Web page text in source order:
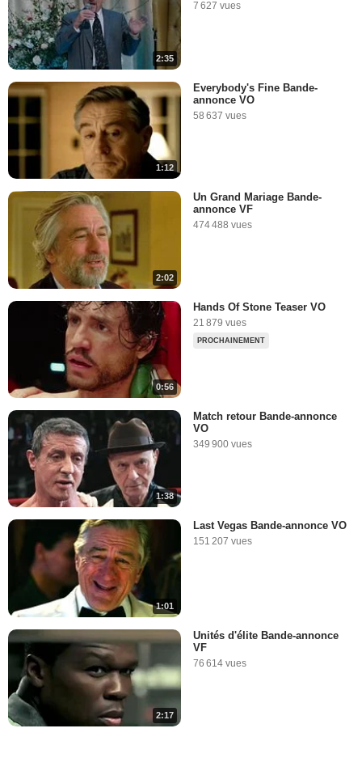
2:35
7 627 vues
1:12
Everybody's Fine Bande-
annonce VO
58 637 vues
2:02
Un Grand Mariage Bande-
annonce VF
474 488 vues
0:56
Hands Of Stone Teaser VO
21 879 vues
PROCHAINEMENT
1:38
Match retour Bande-annonce
VO
349 900 vues
1:01
Last Vegas Bande-annonce VO
151 207 vues
2:17
Unités d'élite Bande-annonce
VF
76 614 vues